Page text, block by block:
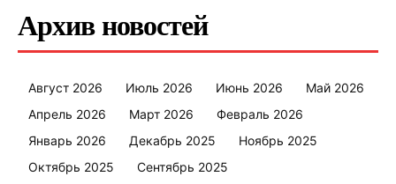
Архив новостей
Август 2026 Июль 2026 Июнь 2026
Май 2026
Апрель 2026
Март 2026
Февраль 2026
Январь 2026
Декабрь 2025
Ноябрь 2025
Октябрь 2025
Сентябрь 2025